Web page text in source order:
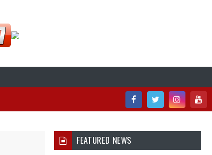
ebo
ok
tter
agr
am
tub
e
FEATURED NEWS